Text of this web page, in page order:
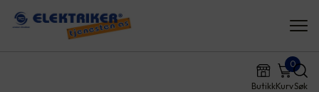
ButikkKurv
0
Søk